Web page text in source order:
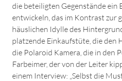
die beteiligten Gegenstände ein
entwickeln, das im Kontrast zur
häuslichen Idylle des
platzende Einkaufstüte, die den
die Polaroid Kamera, die in den
Farbeimer, der von der Leiter
einem Interview: „Selbst die